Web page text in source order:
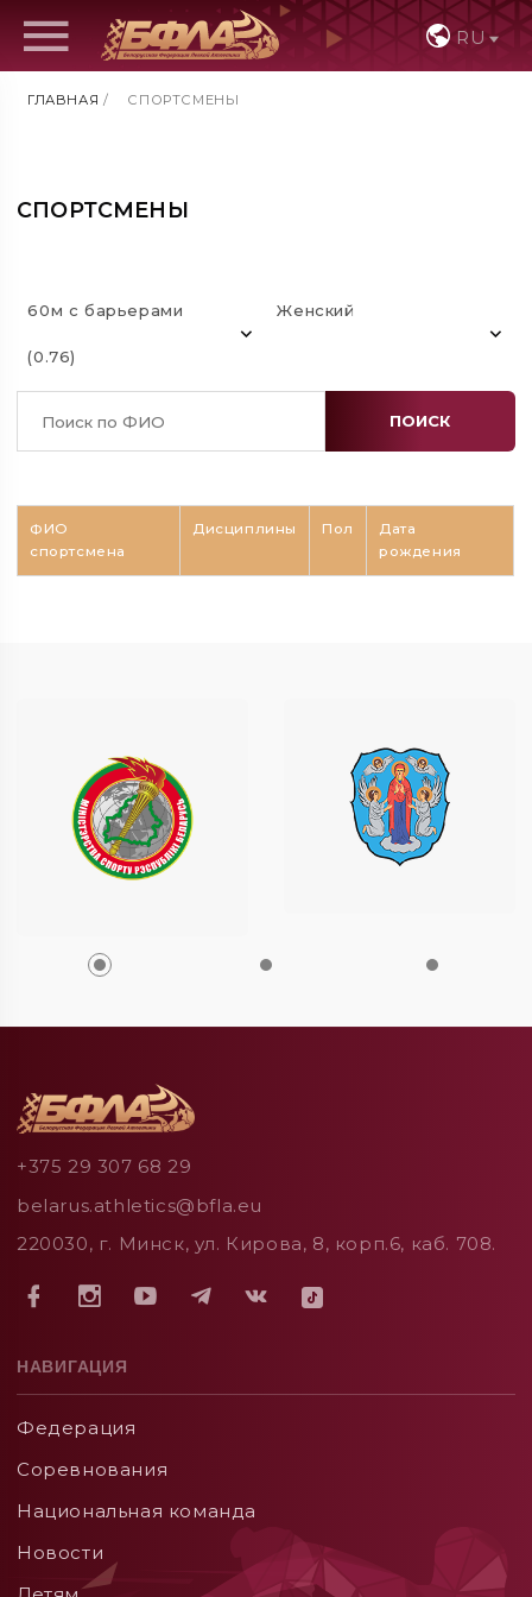
RU
ГЛАВНАЯ / СПОРТСМЕНЫ
СПОРТСМЕНЫ
60м с барьерами
(0.76)
Женский
ПОИСК
ФИО
спортсмена
Дисциплины Пол
Дата
рождения
+375 29 307 68 29
belarus.athletics@bfla.eu
220030, г. Минск, ул. Кирова, 8, корп.6, каб. 708.
НАВИГАЦИЯ
Федерация
Соревнования
Национальная команда
Новости